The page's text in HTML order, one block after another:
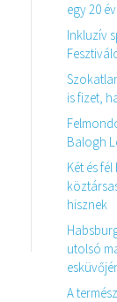
egy 20
Inkluzív
is fizet,
Balogh
Két és
hisznek
utolsó
A